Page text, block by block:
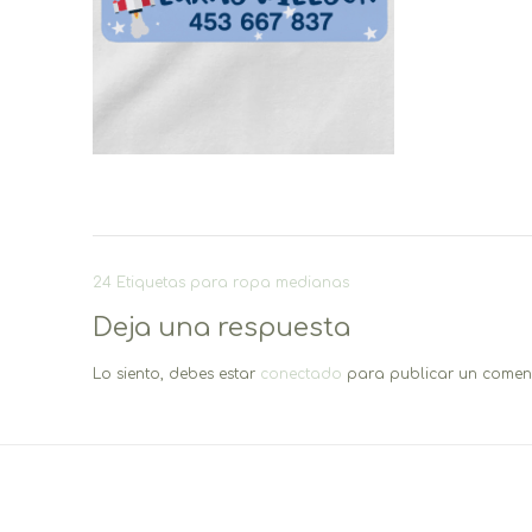
Navegación
entradas
24 Etiquetas para ropa medianas
Deja una respuesta
Lo siento, debes estar conectado para publicar un